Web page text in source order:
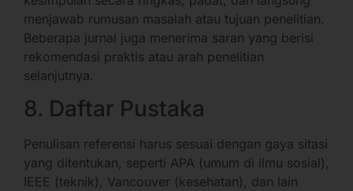
menjawab rumusan masalah atau tujuan penelitian.
Beberapa jurnal juga menerima saran yang berisi
rekomendasi praktis atau arah penelitian
selanjutnya.
8. Daftar Pustaka
Penulisan referensi harus sesuai dengan gaya sitasi
yang ditentukan, seperti APA (umum di ilmu sosial),
IEEE (teknik), Vancouver (kesehatan), dan lain